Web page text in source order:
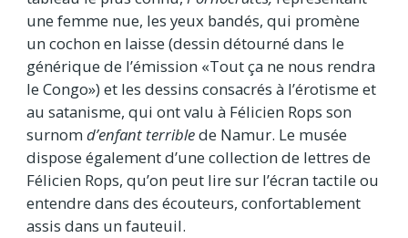
une femme nue, les yeux bandés, qui promène
un cochon en laisse (dessin détourné dans le
générique de l’émission «Tout ça ne nous rendra
le Congo») et les dessins consacrés à l’érotisme et
au satanisme, qui ont valu à Félicien Rops son
surnomd’enfant terriblede Namur. Le musée
dispose également d’une collection de lettres de
Félicien Rops, qu’on peut lire sur l’écran tactile ou
entendre dans des écouteurs, confortablement
assis dans un fauteuil.